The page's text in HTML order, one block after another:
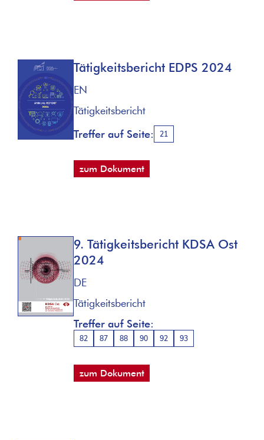
Tätigkeitsbericht EDPS 2024
EN
Tätigkeitsbericht
Treffer auf Seite:
21
zum Dokument
9. Tätigkeitsbericht KDSA Ost
2024
DE
Tätigkeitsbericht
Treffer auf Seite:
82 87 88 90 92 93
zum Dokument